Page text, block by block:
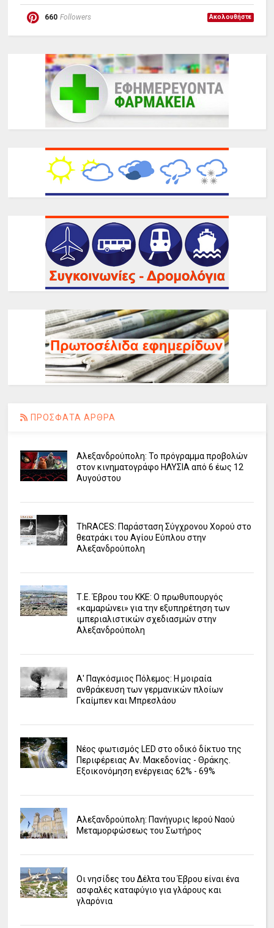
660 Followers Ακολουθήστε
ΠΡΟΣΦΑΤΑ ΑΡΘΡΑ
Αλεξανδρούπολη: Το πρόγραμμα προβολών
στον κινηματογράφο ΗΛΥΣΙΑ από 6 έως 12
Αυγούστου
ΤhRACES: Παράσταση Σύγχρονου Χορού στο
θεατράκι του Αγίου Εύπλου στην
Αλεξανδρούπολη
Τ.Ε. Έβρου του ΚΚΕ: Ο πρωθυπουργός
«καμαρώνει» για την εξυπηρέτηση των
ιμπεριαλιστικών σχεδιασμών στην
Αλεξανδρούπολη
Α' Παγκόσμιος Πόλεμος: Η μοιραία
ανθράκευση των γερμανικών πλοίων
Γκαίμπεν και Μπρεσλάου
Νέος φωτισμός LED στο οδικό δίκτυο της
Περιφέρειας Αν. Μακεδονίας - Θράκης.
Εξοικονόμηση ενέργειας 62% - 69%
Αλεξανδρούπολη: Πανήγυρις Ιερού Ναού
Μεταμορφώσεως του Σωτήρος
Οι νησίδες του Δέλτα του Έβρου είναι ένα
ασφαλές καταφύγιο για γλάρους και
γλαρόνια